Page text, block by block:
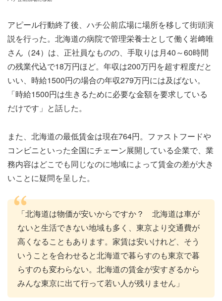
アピール行動終了後、ハチ公前広場に場所を移して街頭演
説を行った。北海道の病院で管理栄養士として働く岩﨑唯
さん（24）は、正社員なものの、手取りは月40～60時間
の残業代込で18万円ほど。年収は200万円を超す程度だと
いい、時給1500円の場合の年収279万円には及ばない。
「時給1500円は生きるために必要な金額を要求している
だけです」と話した。
また、北海道の最低賃金は現在764円。ファストフードや
コンビニといった全国にチェーン展開している企業で、業
務内容はどこでも同じなのに地域によって賃金の差が大き
いことに疑問を呈した。
「北海道は物価が安いからですか？ 北海道は車が
ないと生活できない地域も多く、東京より交通費が
高くなることもあります。家賃は安いけれど、そう
いうことを合わせると北海道で暮らすのも東京で暮
らすのも変わらない。北海道の賃金が安すぎるから
みんな東京に出て行って若い人が残りません」